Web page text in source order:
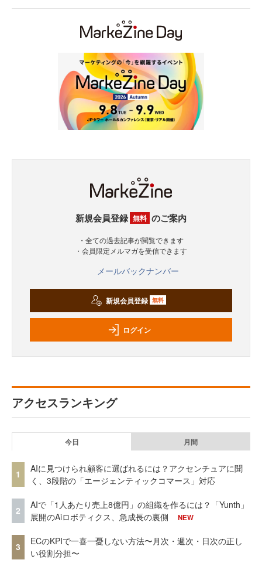
新規会員登録 無料 のご案内
・全ての過去記事が閲覧できます
・会員限定メルマガを受信できます
メールバックナンバー
新規会員登録 無料
ログイン
アクセスランキング
今日 月間
1
AIに見つけられ顧客に選ばれるには？アクセンチュアに聞
く、3段階の「エージェンティックコマース」対応
2
AIで「1人あたり売上8億円」の組織を作るには？「Yunth」
展開のAiロボティクス、急成長の裏側
NEW
3
ECのKPIで一喜一憂しない方法〜月次・週次・日次の正し
い役割分担〜